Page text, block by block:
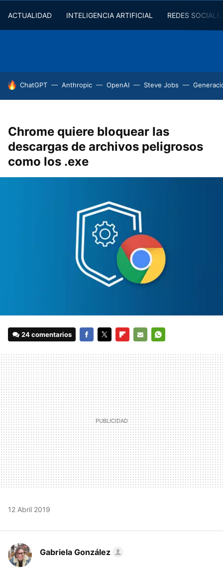
ACTUALIDAD INTELIGENCIA ARTIFICIAL REDES
HOY SE HABLA DE
ChatGPT Anthropic OpenAI Steve Jobs
Chrome quiere bloquear las
descargas de archivos peligrosos
como los .exe
24 comentarios
MAIL
12 Abril 2019
Gabriela González